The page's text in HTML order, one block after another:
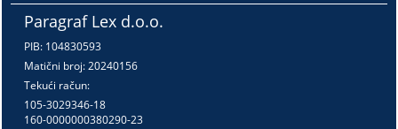
Paragraf Lex d.o.o.
PIB: 104830593
Matični broj: 20240156
Tekući račun:
105-3029346-18
160-0000000380290-23